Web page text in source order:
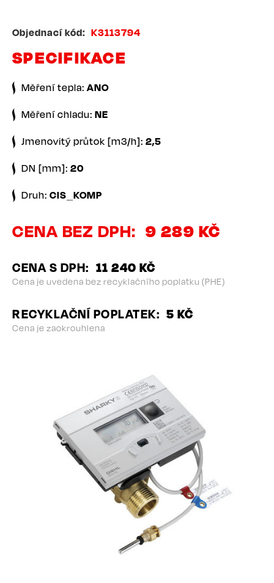
Objednací kód K3113794
SPECIFIKACE
Měření tepla:ANO
Měření chladu: NE
Jmenovitý průtok [m3/h]: 2,5
DN [mm]: 20
Druh: CIS_KOMP
CENA BEZ DPH 9 289 KČ
CENA S DPH 11 240 KČ
Cena je uvedena bez recyklačního poplatku (PHE)
RECYKLAČNÍ POPLATEK 5 KČ
Cena je zaokrouhlena